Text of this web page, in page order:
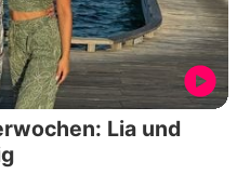
Lia und